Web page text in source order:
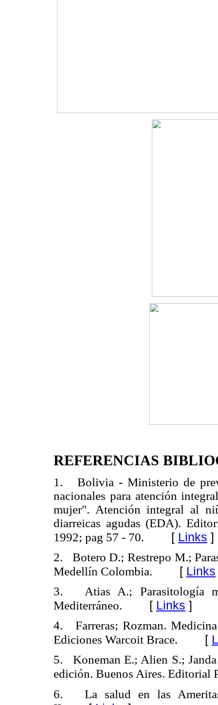
REFERENCIAS
1. Bolivia - Ministerio de
nacionales para atención
mujer". Atención integral al
diarreicas agudas (EDA).
1992; pag 57 - 70. [ Links ]
2. Botero D.; Restrepo M.;
Medellín Colombia. [ Links
3. Atias A.; Parasitología
Mediterráneo. [ Links ]
4. Farreras; Rozman.
Ediciones Warcoit Brace. [
5. Koneman E.; Alien S.;
edición. Buenos Aires. Editorial
6. La salud en las